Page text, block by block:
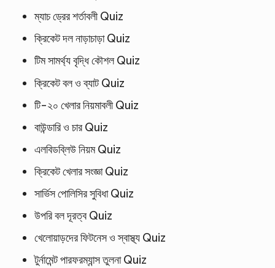
ম্যাচ ড্রের শর্তাবলী Quiz
ক্রিকেট দল নাড়াচাড়া Quiz
টিম সামর্থ্য বৃদ্ধি কৌশল Quiz
ক্রিকেট বল ও ব্যাট Quiz
টি-২০ খেলার নিয়মাবলী Quiz
বাউন্ডারি ও চার Quiz
এলবিডব্লিউ নিয়ম Quiz
ক্রিকেট খেলার সংজ্ঞা Quiz
সার্ভিস পোলিসির সুবিধা Quiz
উপরি বল দূরত্ব Quiz
খেলোয়াড়দের ফিটনেস ও স্বাস্থ্য Quiz
টুর্নামেন্ট পারফরম্যান্স তুলনা Quiz